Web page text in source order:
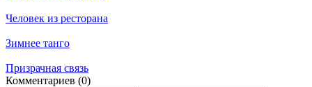
Человек из ресторана
Зимнее танго
Призрачная связь
Ком­мен­та­ри­ев (0)